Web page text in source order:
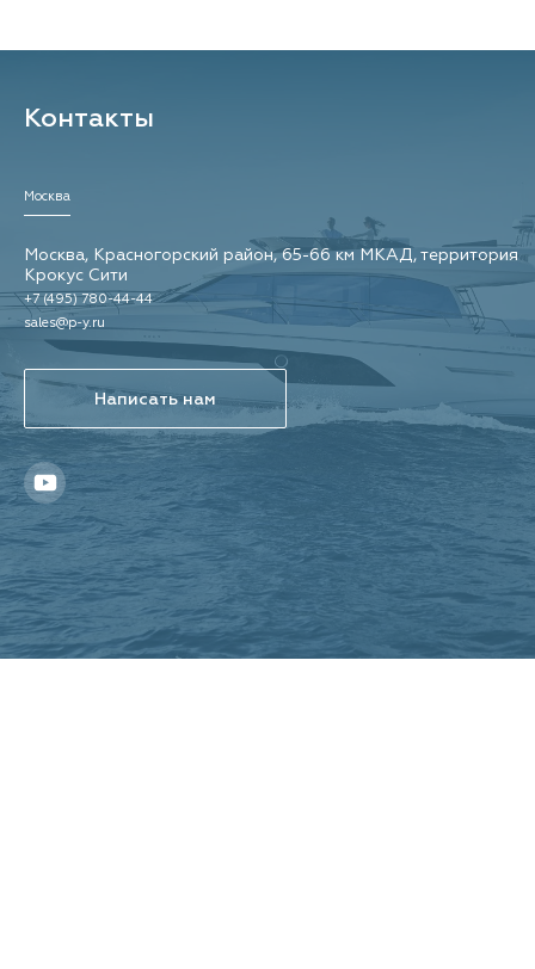
Контакты
Москва
Москва, Красногорский район, 65-66 км МКАД, территория
Крокус Сити
+7 (495) 780-44-44
sales@p-y.ru
Написать нам